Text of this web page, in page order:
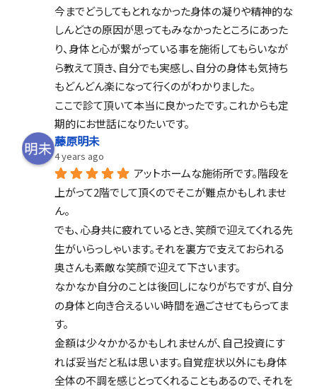
今までどうしてもとれなかった身体の凝りや精神的な
しんどさの原因が思ってもみなかったところにあった
り、身体と心が繋がっている事を施術してもらいなが
ら教えて頂き、自分でも実感し、自分の身体も気持ち
もどんどん楽になって行くのがわかりました。
ここで診て頂いて本当に良かったです。これからも定
期的にお世話になりたいです。
藤原明未
4 years ago
アットホームな施術所です。階段を
上がって2階でして頂くのでそこが難点かもしれませ
ん。
でも、心身共に疲れているとき、笑顔で迎えてくれる先
生がいらっしゃいます。それを裏方で支えておられる
奥さんも素敵な笑顔で迎えて下さいます。
なかなか自分のことは後回しになりがちですが、自分
の身体と向き合えるいい時間を過ごさせてもらってま
す。
金額は少々かかるかもしれませんが、自己投資にす
れば妥当だと私は思います。自覚症状以外にも身体
全体の不調を感じとってくれることもあるので、それを